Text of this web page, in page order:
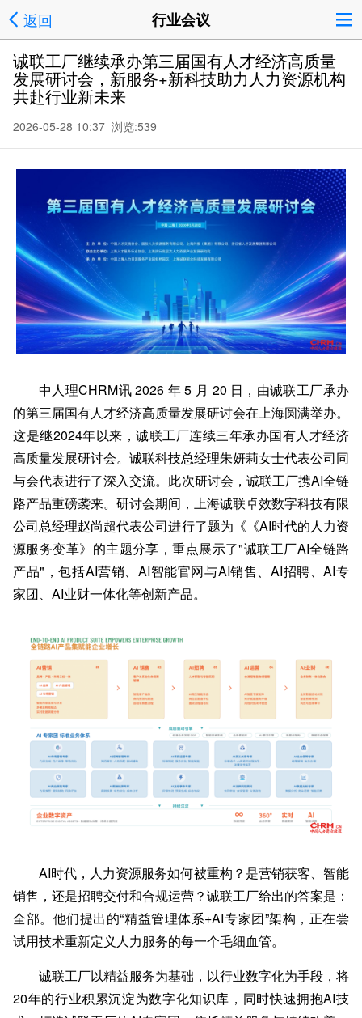
返回 行业会议
诚联工厂继续承办第三届国有人才经济高质量
发展研讨会，新服务+新科技助力人力资源机构
共赴行业新未来
2026-05-28 10:37 浏览:539
中人理CHRM讯 2026 年 5 月 20 日，由诚联工厂承办
的第三届国有人才经济高质量发展研讨会在上海圆满举办。
这是继2024年以来，诚联工厂连续三年承办国有人才经济
高质量发展研讨会。诚联科技总经理朱妍莉女士代表公司同
与会代表进行了深入交流。此次研讨会，诚联工厂携AI全链
路产品重磅袭来。研讨会期间，上海诚联卓效数字科技有限
公司总经理赵尚超代表公司进行了题为《《AI时代的人力资
源服务变革》的主题分享，重点展示了"诚联工厂AI全链路
产品"，包括AI营销、AI智能官网与AI销售、AI招聘、AI专
家团、AI业财一体化等创新产品。
AI时代，人力资源服务如何被重构？是营销获客、智能
销售，还是招聘交付和合规运营？诚联工厂给出的答案是：
全部。他们提出的“精益管理体系+AI专家团”架构，正在尝
试用技术重新定义人力服务的每一个毛细血管。
诚联工厂以精益服务为基础，以行业数字化为手段，将
20年的行业积累沉淀为数字化知识库，同时快速拥抱AI技